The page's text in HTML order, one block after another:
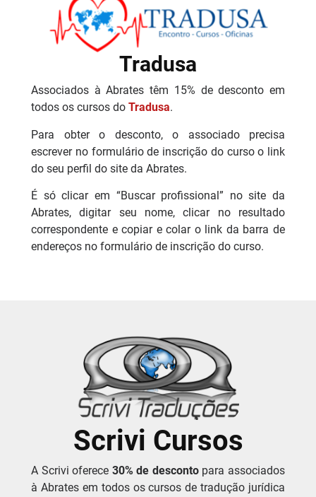
Tradusa
Associados à Abrates têm 15% de desconto em
todos os cursos do Tradusa.
Para obter o desconto, o associado precisa
escrever no formulário de inscrição do curso o link
do seu perfil do site da Abrates.
É só clicar em “Buscar profissional” no site da
Abrates, digitar seu nome, clicar no resultado
correspondente e copiar e colar o link da barra de
endereços no formulário de inscrição do curso.
Scrivi Cursos
A Scrivi oferece 30% de descontopara associados
à Abrates em todos os cursos de tradução jurídica